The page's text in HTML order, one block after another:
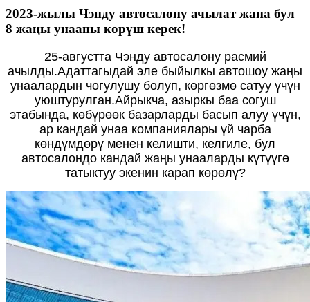
2023-жылы Чэнду автосалону ачылат жана бул
8 жаңы унааны көрүш керек!
25-августта Чэнду автосалону расмий
ачылды.Адаттагыдай эле быйылкы автошоу жаңы
унаалардын чогулушу болуп, көргөзмө сатуу үчүн
уюштурулган.Айрыкча, азыркы баа согуш
этабында, көбүрөөк базарларды басып алуу үчүн,
ар кандай унаа компаниялары үй чарба
көндүмдөрү менен келишти, келгиле, бул
автосалондо кандай жаңы унааларды күтүүгө
татыктуу экенин карап көрөлү?